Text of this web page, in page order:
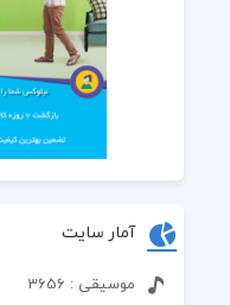
آمار سایت
موسیقی : 3656